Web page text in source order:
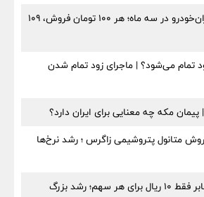
زیان ۲۲.۵ همتی ایران‌خودرو در سه ماه؛ هر ۱۰۰ تومان فروش، ۱۰۹
تمام می‌شود؟ | ماجرای زود تمام شدن
مکه چه معنایی برای ایران دارد؟
فروش متانول پتروشیمی زاگرس ؛ رشد نرخ‌ها
سود ۱۴۴ درصدی اخابر فقط ۱۰ ریال برای هر سهم؛ رشد بزرگ